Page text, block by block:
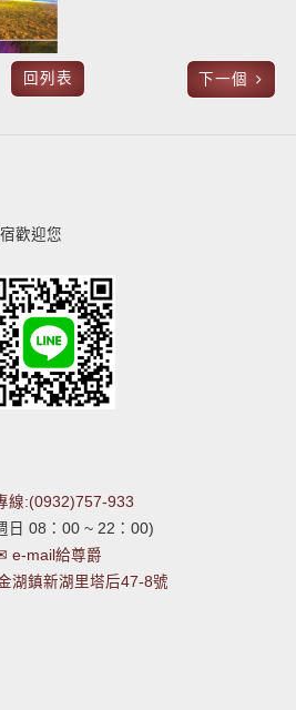
回列表 下一個
您
線:(0932)757-933
日 08：00 ~ 22：00)
e-mail給尊爵
湖鎮新湖里塔后47-8號